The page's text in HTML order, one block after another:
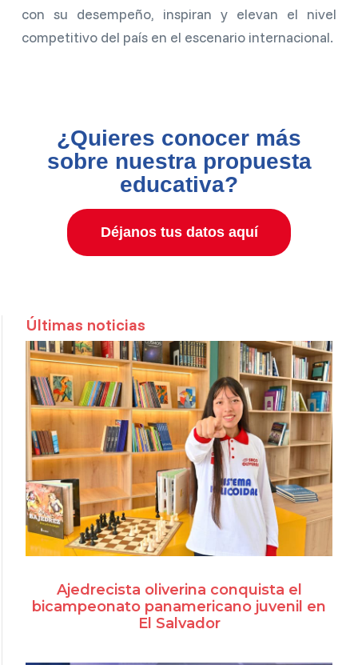
con su desempeño, inspiran y elevan el nivel
competitivo del país en el escenario internacional.
¿Quieres conocer más
sobre nuestra propuesta
educativa?
Déjanos tus datos aquí
Últimas noticias
Ajedrecista oliverina conquista el
bicampeonato panamericano juvenil en
El Salvador